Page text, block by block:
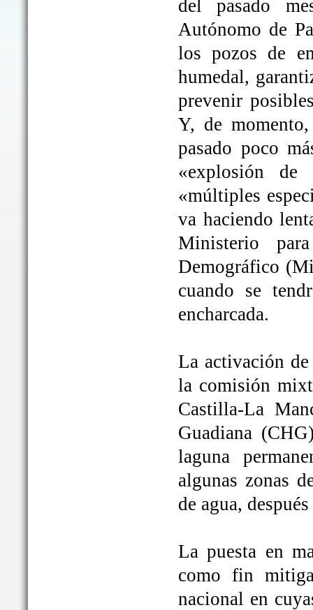
del pasado
Autónomo de
los pozos de
humedal,
prevenir
Y, de
pasado poco
«explosión
«múltiples
va haciendo
Ministerio
Demográfico
cuando se
encharcada.
La activación
la comisión
Castilla-La
Guadiana
laguna
algunas zonas
de agua,
La puesta en
como fin
nacional en